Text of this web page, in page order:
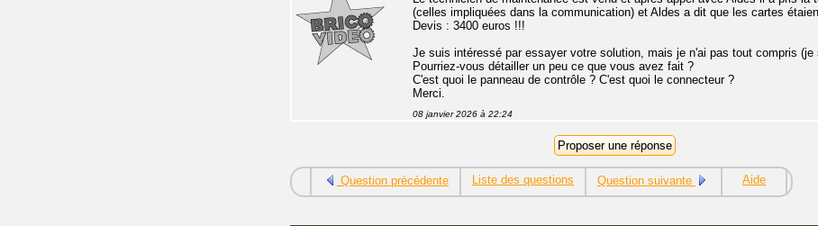
(celles impliquées dans la communication) et Aldes a dit que les cartes
Devis : 3400 euros !!!
Je suis intéressé par essayer votre solution, mais je n'ai pas tout compris (je
Pourriez-vous détailler un peu ce que vous avez fait ?
C'est quoi le panneau de contrôle ? C'est quoi le connecteur ?
Merci.
08 janvier 2026 à 22:24
Question précédente Liste des questions Question suivante Aide